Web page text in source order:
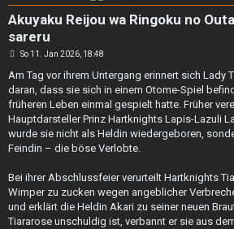
Akuyaku Reijou wa Ringoku no
sareru
B
i
r
a
So 11. Jan 2026, 18:48
Am Tag vor ihrem Untergang erinnert sich Lady
daran, dass sie sich in einem Otome-Spiel
früheren Leben einmal gespielt hatte. Früher
Hauptdarsteller Prinz Hartknights Lapis-Lazuli
wurde sie nicht als Heldin wiedergeboren,
Feindin – die böse Verlobte.
Bei ihrer Abschlussfeier verurteilt Hartknights
Wimper zu zucken wegen angeblicher
und erklärt die Heldin Akari zu seiner neuen
Tiararose unschuldig ist, verbannt er sie aus